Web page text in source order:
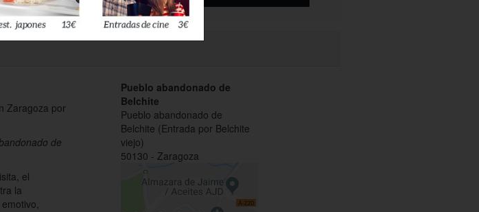
Zaragoza por
de
el
la
Pueblo abandonado de
Belchite
Pueblo abandonado de
Belchite (Entrada por Belchite
viejo)
50130 - Zaragoza